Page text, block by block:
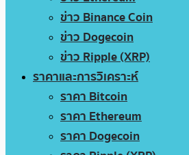
ข่าว Binance Coin
ข่าว Dogecoin
ข่าว Ripple (XRP)
ราคาและการวิเคราะห์
ราคา Bitcoin
ราคา Ethereum
ราคา Dogecoin